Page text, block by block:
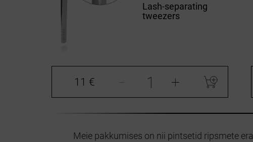
Lash-separating
tweezers
11 € +
Meie pakkumises on nii pintsetid ripsmete